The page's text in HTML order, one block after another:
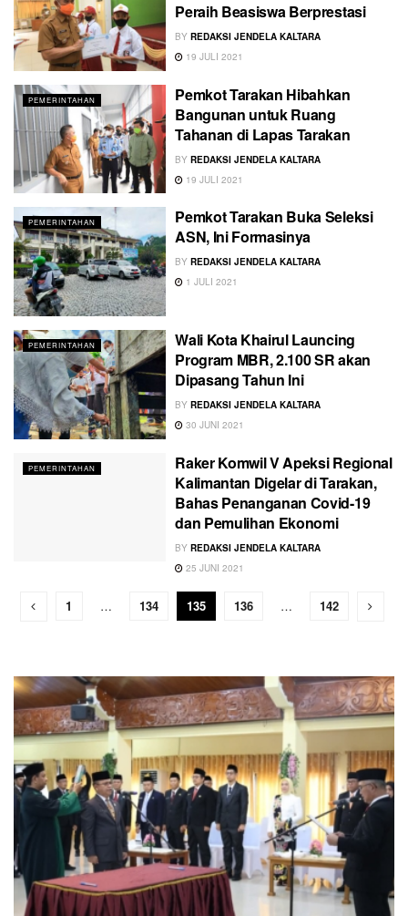
Peraih Beasiswa Berprestasi
BY REDAKSI JENDELA KALTARA
19 JULI 2021
PEMERINTAHAN
Pemkot Tarakan Hibahkan
Bangunan untuk Ruang
Tahanan di Lapas Tarakan
BY REDAKSI JENDELA KALTARA
19 JULI 2021
PEMERINTAHAN
Pemkot Tarakan Buka Seleksi
ASN, Ini Formasinya
BY REDAKSI JENDELA KALTARA
1 JULI 2021
PEMERINTAHAN
Wali Kota Khairul Launcing
Program MBR, 2.100 SR akan
Dipasang Tahun Ini
BY REDAKSI JENDELA KALTARA
30 JUNI 2021
PEMERINTAHAN
Raker Komwil V Apeksi Regional
Kalimantan Digelar di Tarakan,
Bahas Penanganan Covid-19
dan Pemulihan Ekonomi
BY REDAKSI JENDELA KALTARA
25 JUNI 2021
1 … 134 135 136 … 142